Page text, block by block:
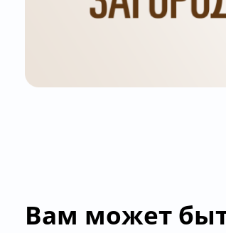
Вам может